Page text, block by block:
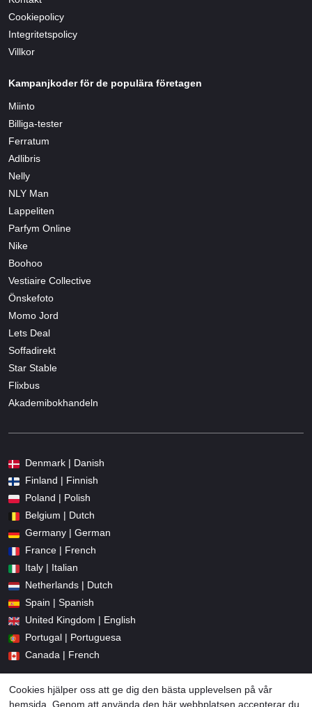
Cookiepolicy
Integritetspolicy
Villkor
Kampanjkoder för de populära företagen
Miinto
Billiga-tester
Ferratum
Adlibris
Nelly
NLY Man
Lappeliten
Parfym Online
Nike
Boohoo
Vestiaire Collective
Önskefoto
Momo Jord
Lets Deal
Soffadirekt
Star Stable
Flixbus
Akademibokhandeln
Denmark | Danish
Finland | Finnish
Poland | Polish
Belgium | Dutch
Germany | German
France | French
Italy | Italian
Netherlands | Dutch
Spain | Spanish
United Kingdom | English
Portugal | Portuguesa
Canada | French
Cookies hjälper oss att ge dig den bästa upplevelsen på vår
hemsida. Genom att använda den här webbplatsen accepterar du